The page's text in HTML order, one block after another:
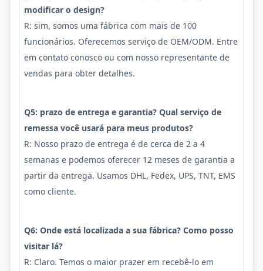
modificar o design?
R: sim, somos uma fábrica com mais de 100
funcionários. Oferecemos serviço de OEM/ODM. Entre
em contato conosco ou com nosso representante de
vendas para obter detalhes.
Q5: prazo de entrega e garantia? Qual serviço de
remessa você usará para meus produtos?
R: Nosso prazo de entrega é de cerca de 2 a 4
semanas e podemos oferecer 12 meses de garantia a
partir da entrega. Usamos DHL, Fedex, UPS, TNT, EMS
como cliente.
Q6: Onde está localizada a sua fábrica? Como posso
visitar lá?
R: Claro. Temos o maior prazer em recebê-lo em